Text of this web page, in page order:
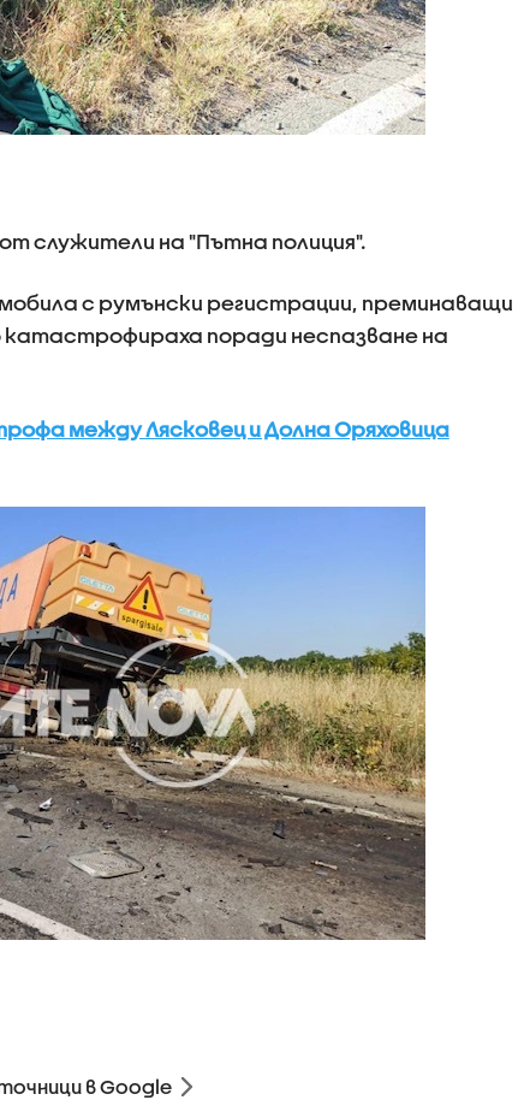
служители на "Пътна полиция".
с румънски регистрации, преминаващи
катастрофираха поради неспазване на
между Лясковец и Долна Оряховица
в Google